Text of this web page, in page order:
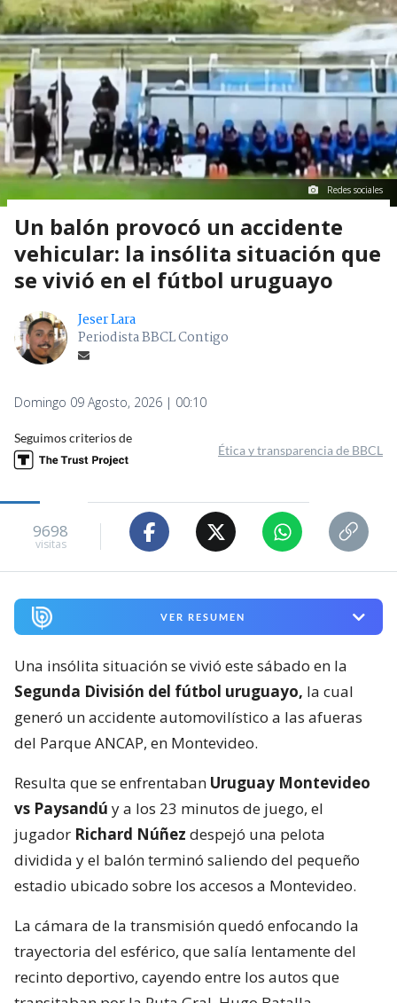
Redes sociales
Un balón provocó un accidente
vehicular: la insólita situación que
se vivió en el fútbol uruguayo
Jeser Lara
Periodista BBCL Contigo
Domingo 09 Agosto, 2026 | 00:10
Seguimos criterios de
Ética y transparencia de BBCL
9698
visitas
VER RESUMEN
Una insólita situación se vivió este sábado en la
Segunda División del fútbol uruguayo, la cual
generó un accidente automovilístico a las afueras
del Parque ANCAP, en Montevideo.
Resulta que se enfrentaban Uruguay Montevideo
vs Paysandú y a los 23 minutos de juego, el
jugador Richard Núñez despejó una pelota
dividida y el balón terminó saliendo del pequeño
estadio ubicado sobre los accesos a Montevideo.
La cámara de la transmisión quedó enfocando la
trayectoria del esférico, que salía lentamente del
recinto deportivo, cayendo entre los autos que